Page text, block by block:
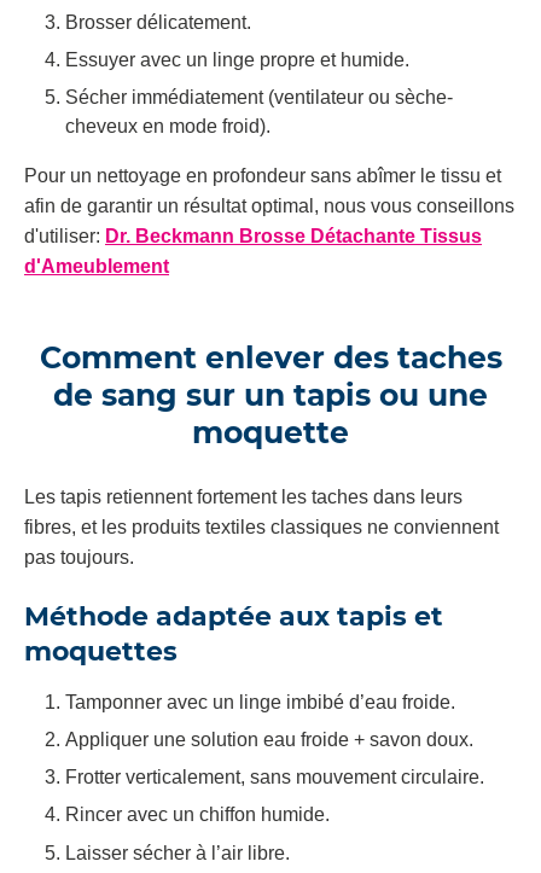
Brosser délicatement.
Essuyer avec un linge propre et humide.
Sécher immédiatement (ventilateur ou sèche-
cheveux en mode froid).
Pour un nettoyage en profondeur sans abîmer le tissu et
afin de garantir un résultat optimal, nous vous conseillons
d'utiliser: Dr. Beckmann Brosse Détachante Tissus
d'Ameublement
Comment enlever des taches
de sang sur un tapis ou une
moquette
Les tapis retiennent fortement les taches dans leurs
fibres, et les produits textiles classiques ne conviennent
pas toujours.
Méthode adaptée aux tapis et
moquettes
Tamponner avec un linge imbibé d’eau froide.
Appliquer une solution eau froide + savon doux.
Frotter verticalement, sans mouvement circulaire.
Rincer avec un chiffon humide.
Laisser sécher à l’air libre.